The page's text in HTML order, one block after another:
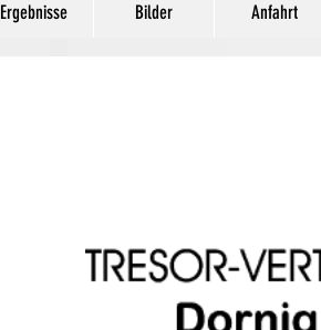
Ergebnisse Bilder Anfahrt